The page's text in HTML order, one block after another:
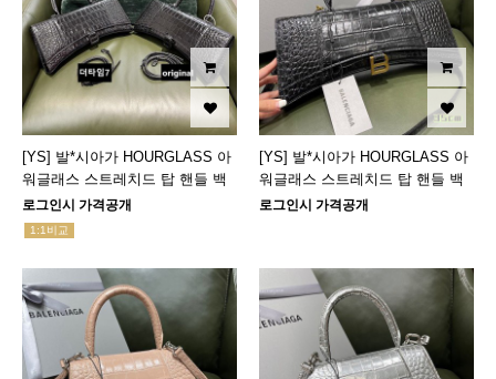
[YS] 발*시아가 HOURGLASS 아
워글래스 스트레치드 탑 핸들 백
로그인시 가격공개
1:1비교
[YS] 발*시아가 HOURGLASS 아
워글래스 스트레치드 탑 핸들 백
로그인시 가격공개